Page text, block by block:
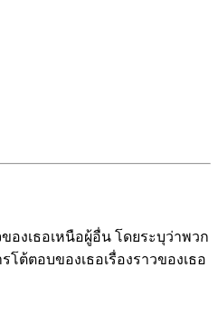
องเธอเหนือผู้อื่น โดยระบุว่าพวก
ต้ตอบของเธอเรื่องราวของเธอ